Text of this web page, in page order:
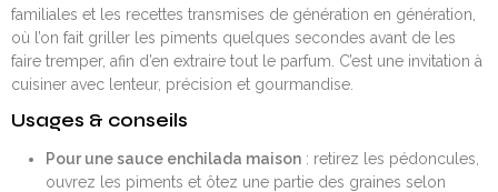
familiales et les recettes transmises de génération en génération,
où l’on fait griller les piments quelques secondes avant de les
faire tremper, afin d’en extraire tout le parfum. C’est une invitation à
cuisiner avec lenteur, précision et gourmandise.
Usages & conseils
Pour une sauce enchilada maison: retirez les pédoncules,
ouvrez les piments et ôtez une partie des graines selon